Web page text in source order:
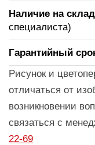
Наличие на
специалиста)
Гарантийный
Рисунок и
отличаться от
возникновении
связаться с
22-69